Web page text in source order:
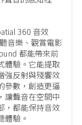
360 音效
音樂、觀賞電影
都能帶來前
體驗。它能提取
強反射與殘響效
參數，創造更逼
讓聲音在空間中
，都能保持音效
體驗。